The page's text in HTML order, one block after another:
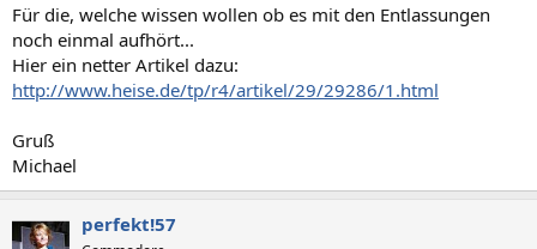
Für die, welche wissen wollen ob es mit den Entlassungen
noch einmal aufhört...
Hier ein netter Artikel dazu:
http://www.heise.de/tp/r4/artikel/29/29286/1.html
Gruß
Michael
perfekt!57